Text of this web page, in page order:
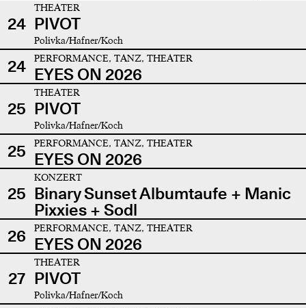
24
THEATER
PIVOT
Polivka/Hafner/Koch
24 PERFORMANCE, TANZ, THEATER
EYES ON 2026
25
THEATER
PIVOT
Polivka/Hafner/Koch
25 PERFORMANCE, TANZ, THEATER
EYES ON 2026
25
KONZERT
Binary Sunset Albumtaufe + Manic
Pixxies + Sodl
26
PERFORMANCE, TANZ, THEATER
EYES ON 2026
27
THEATER
PIVOT
Polivka/Hafner/Koch